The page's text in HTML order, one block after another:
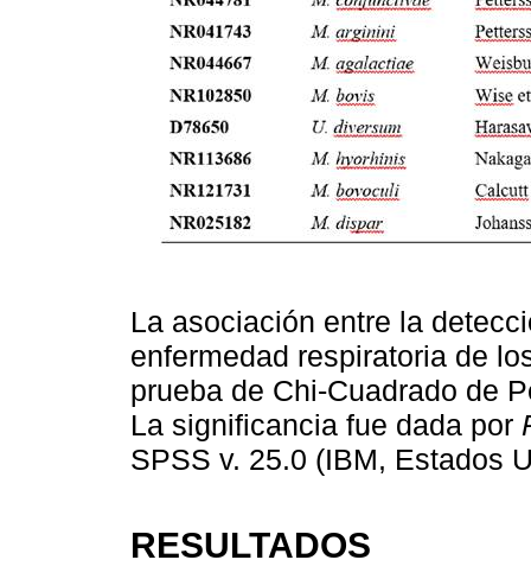
La asociación entre la
enfermedad respiratoria de
prueba de Chi-Cuadrado de
La significancia fue dada por
SPSS v. 25.0 (IBM, Estados
RESULTADOS